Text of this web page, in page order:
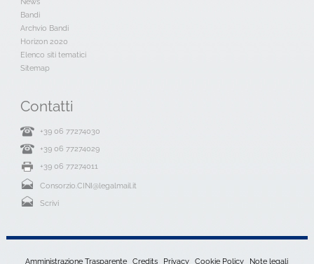
Bandi
Archvio Bandi
Horizon 2020
Elenco siti tematici
Sitemap
Contatti
+39 06 77274030
+39 06 77274029
+39 06 77274011
Consorzio.CINI@legalmail.it
Scrivi
Amministrazione Trasparente Credits Privacy Cookie Policy Note legali